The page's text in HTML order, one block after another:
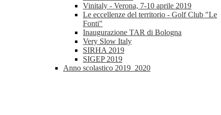
Vinitaly - Verona, 7-10 aprile 2019
Le eccellenze del territorio - Golf Club "Le
Fonti"
Inaugurazione TAR di Bologna
Very Slow Italy
SIRHA 2019
SIGEP 2019
Anno scolastico 2019_2020